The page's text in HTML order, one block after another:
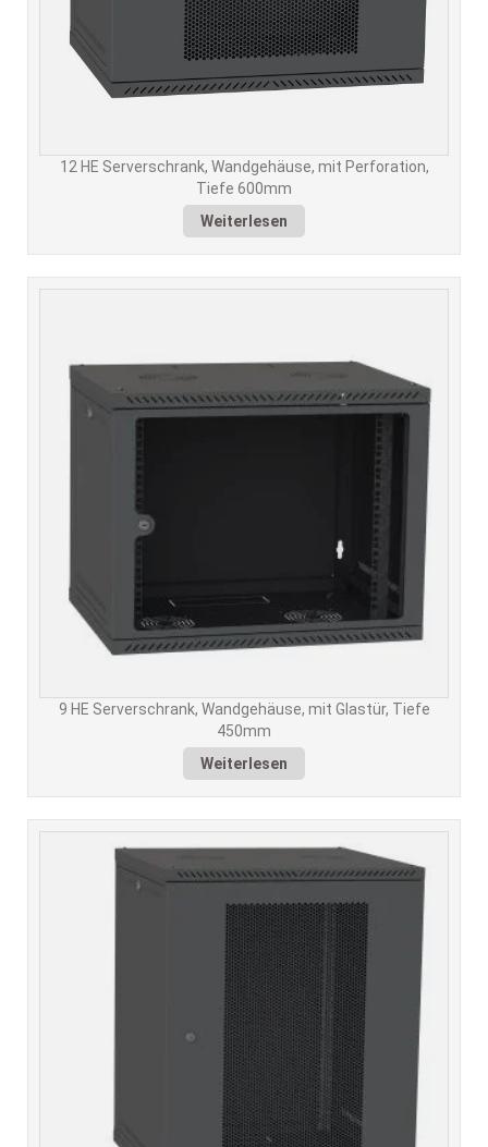
12 HE Serverschrank, Wandgehäuse, mit Perforation,
Tiefe 600mm
Weiterlesen
9 HE Serverschrank, Wandgehäuse, mit Glastür, Tiefe
450mm
Weiterlesen